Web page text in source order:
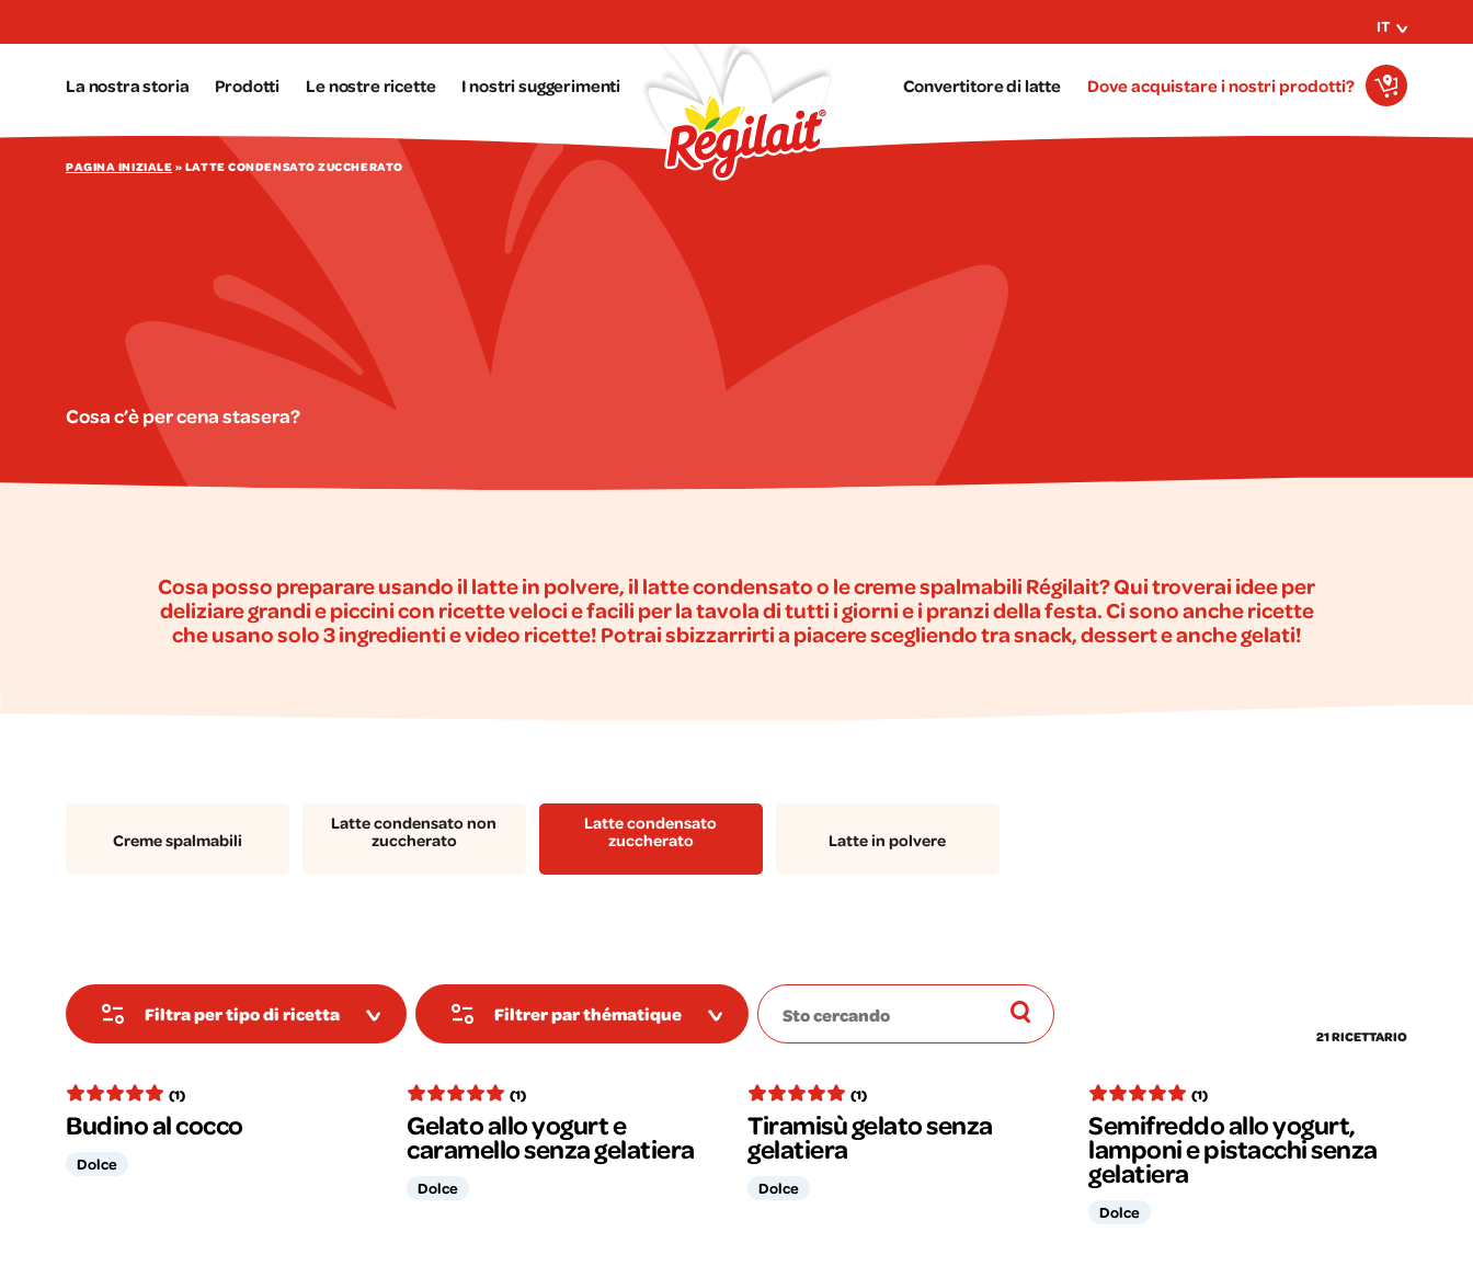
La nostra storia Prodotti Le nostre ricette I nostri suggerimenti Convertitore di latte
IT
Dove acquistare i nostri prodotti?
PAGINA INIZIALE » LATTE CONDENSATO ZUCCHERATO
Cosa c’è per cena stasera?
Cosa posso preparare usando il latte in polvere, il latte condensato o le creme spalmabili Régilait? Qui troverai idee per
deliziare grandi e piccini con ricette veloci e facili per la tavola di tutti i giorni e i pranzi della festa. Ci sono anche ricette
che usano solo 3 ingredienti e video ricette! Potrai sbizzarrirti a piacere scegliendo tra snack, dessert e anche gelati!
Creme spalmabili
Latte condensato non
zuccherato
Latte condensato
zuccherato
Latte in polvere
Filtra per tipo di ricetta Filtrer par thématique
21 RICETTARIO
(1)
Budino al cocco
Dolce
(1)
Gelato allo yogurt e
caramello senza gelatiera
Dolce
(1)
Tiramisù gelato senza
gelatiera
Dolce
(1)
Semifreddo allo yogurt,
lamponi e pistacchi senza
gelatiera
Dolce